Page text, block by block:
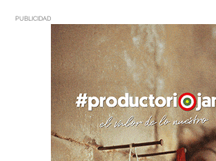
PUBLICIDAD